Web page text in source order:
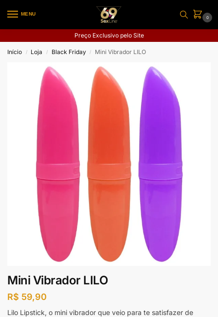
MENU
0
Preço Exclusivo pelo Site
Início / Loja / Black Friday / Mini Vibrador LILO
Mini Vibrador LILO
R$ 59,90
Lilo Lipstick, o mini vibrador que veio para te satisfazer de